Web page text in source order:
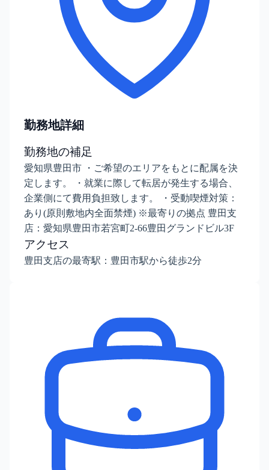
勤務地詳細
勤務地の補足
愛知県豊田市 ・ご希望のエリアをもとに配属を決
定します。 ・就業に際して転居が発生する場合、
企業側にて費用負担致します。 ・受動喫煙対策：
あり(原則敷地内全面禁煙) ※最寄りの拠点 豊田支
店：愛知県豊田市若宮町2-66豊田グランドビル3F
アクセス
豊田支店の最寄駅：豊田市駅から徒歩2分